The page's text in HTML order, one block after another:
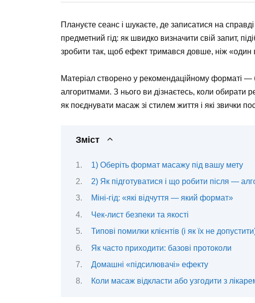
Плануєте сеанс і шукаєте, де записатися на справді
предметний гід: як швидко визначити свій запит,
зробити так, щоб ефект тримався довше, ніж «один
Матеріал створено у рекомендаційному форматі —
алгоритмами. З нього ви дізнаєтесь, коли обирати
як поєднувати масаж зі стилем життя і які звички
Зміст
1) Оберіть формат масажу під вашу мету
2) Як підготуватися і що робити після —
Міні-гід: «які відчуття — який формат»
Чек-лист безпеки та якості
Типові помилки клієнтів (і як їх не
Як часто приходити: базові протоколи
Домашні «підсилювачі» ефекту
Коли масаж відкласти або узгодити з